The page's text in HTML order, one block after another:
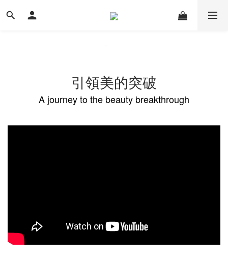
引領美的突破
A journey to the beauty breakthrough